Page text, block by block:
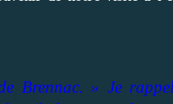
Brennac. » Je